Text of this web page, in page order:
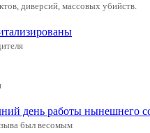
диверсий, массовых убийств.
день работы нынешнего
был весомым